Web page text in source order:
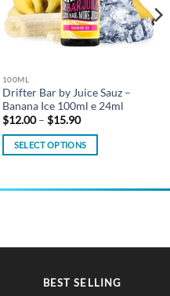
100ML
Drifter Bar by Juice Sauz –
Banana Ice 100ml e 24ml
$12.00 – $15.90Price
$12.00
through
SELECT OPTIONS
The
BEST SELLING